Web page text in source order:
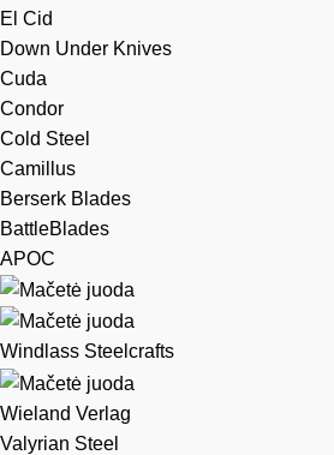
El Cid
Down Under Knives
Cuda
Condor
Cold Steel
Camillus
Berserk Blades
BattleBlades
APOC
Windlass Steelcrafts
Wieland Verlag
Valyrian Steel